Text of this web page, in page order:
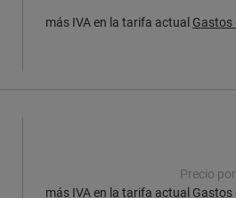
más IVA en la tarifa actual Gastos
Precio
más IVA en la tarifa actual Gastos